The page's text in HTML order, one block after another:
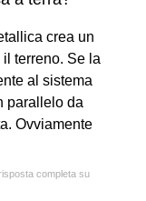
crea un
terreno. Se la
al sistema
parallelo da
Ovviamente
completa su